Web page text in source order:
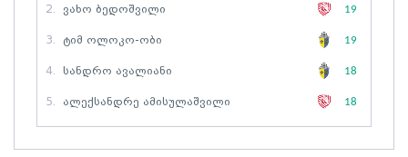
2.
Ვახო Ბედოშვილი 19
3. Ტიმ Ოლოკო-Ობი 19
4. Სანდრო Ავალიანი 18
5. Ალექსანდრე Ამისულაშვილი 18